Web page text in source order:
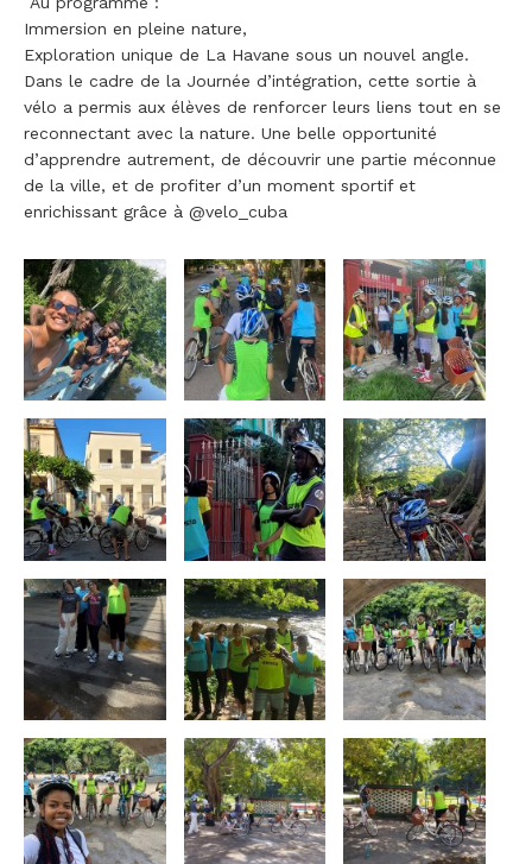
Immersion en pleine nature,
Exploration unique de La Havane sous un nouvel angle.
Dans le cadre de la Journée d’intégration, cette sortie à
vélo a permis aux élèves de renforcer leurs liens tout en se
reconnectant avec la nature. Une belle opportunité
d’apprendre autrement, de découvrir une partie méconnue
de la ville, et de profiter d’un moment sportif et
enrichissant grâce à @velo_cuba